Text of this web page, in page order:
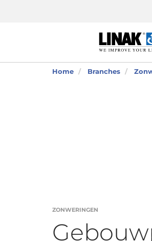
Home Branches
ZONWERINGEN